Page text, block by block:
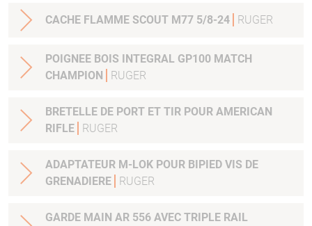
CACHE FLAMME SCOUT M77 5/8-24 RUGER
POIGNEE BOIS INTEGRAL GP100 MATCH
CHAMPION
RUGER
BRETELLE DE PORT ET TIR POUR AMERICAN
RIFLE
RUGER
ADAPTATEUR M-LOK POUR BIPIED VIS DE
GRENADIERE
RUGER
GARDE MAIN AR 556 AVEC TRIPLE RAIL